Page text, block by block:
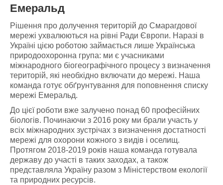
Емеральд
Рішення про долучення територій до Смарагдової
мережі ухвалюються на рівні Ради Європи. Наразі в
Україні цією роботою займається лише Українська
природоохоронна група: ми є учасниками
міжнародного біогеографічного процесу з визначення
територій, які необхідно включати до мережі. Наша
команда готує обґрунтування для поповнення списку
мережі Емеральд.
До цієї роботи вже залучено понад 60 професійних
біологів. Починаючи з 2016 року ми брали участь у
всіх міжнародних зустрічах з визначення достатності
мережі для охорони кожного з видів і оселищ.
Протягом 2018-2019 років наша команда готувала
державу до участі в таких заходах, а також
представляла Україну разом з Міністерством екології
та природних ресурсів.